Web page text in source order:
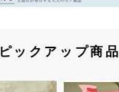
ピックアップ商品